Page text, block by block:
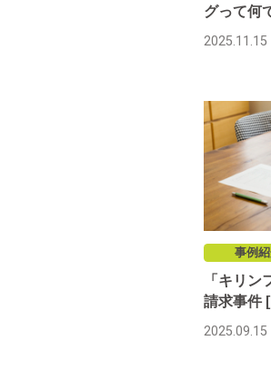
グって何
2025.11.15
事例
「キリ
請求事件
2025.09.15